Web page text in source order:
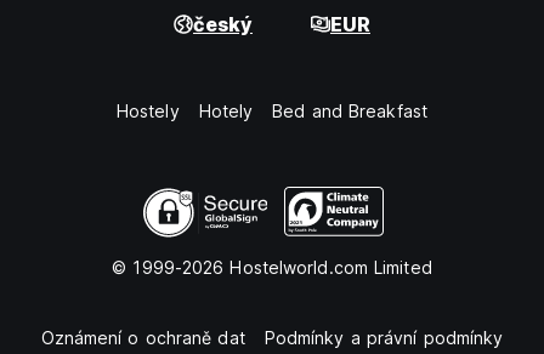
český EUR
Hostely Hotely Bed and Breakfast
© 1999-2026 Hostelworld.com Limited
Oznámení o ochraně dat Podmínky a právní podmínky